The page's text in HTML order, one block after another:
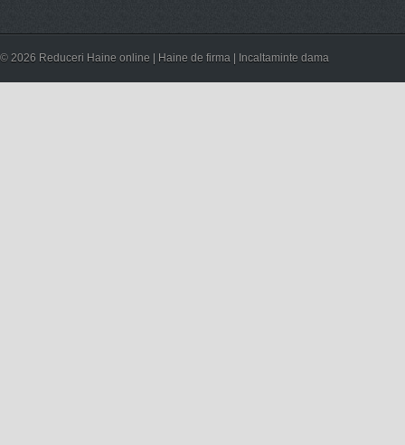
© 2026 Reduceri Haine online | Haine de firma | Incaltaminte dama